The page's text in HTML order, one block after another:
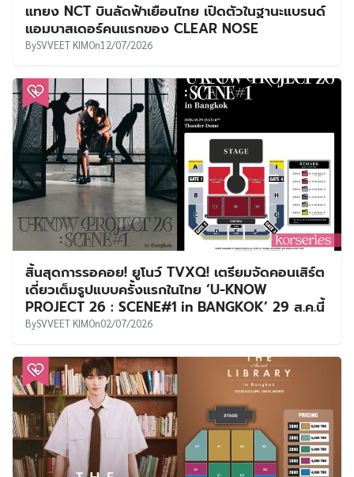
แทยง NCT บินลัดฟ้าเยือนไทย เปิดตัวในฐานะแบรนด์
แอมบาสเดอร์คนแรกของ CLEAR NOSE
BySVVEET KIMOn12/07/2026
สิ้นสุดการรอคอย! ยูโนว์ TVXQ! เตรียมจัดคอนเสิร์ต
เดี่ยวเต็มรูปแบบครั้งแรกในไทย ‘U-KNOW
PROJECT 26 : SCENE#1 in BANGKOK’ 29 ส.ค.นี้
BySVVEET KIMOn02/07/2026